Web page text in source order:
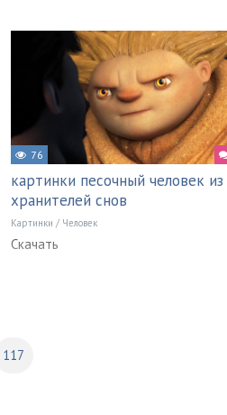
76
картинки песочный человек из
хранителей снов
Картинки / Человек
Скачать
117